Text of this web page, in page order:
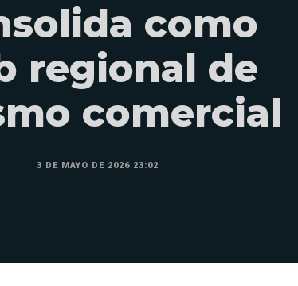
como
regional de
comercial
3 DE MAYO DE 2026 23:02